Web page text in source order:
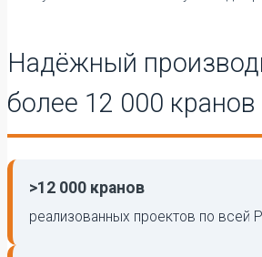
Надёжный
более 12 000 кранов
>12 000 кранов
реализованных проектов по всей